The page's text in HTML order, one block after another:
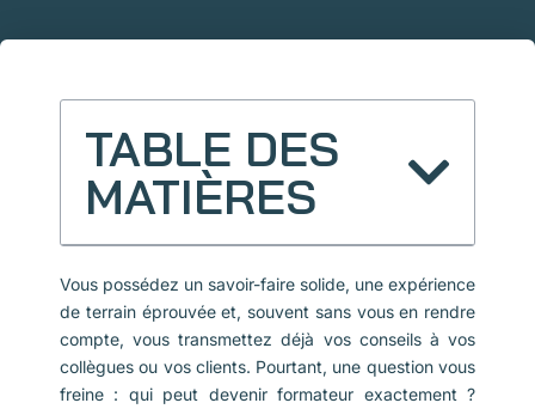
TABLE DES
MATIÈRES
Vous possédez un savoir-faire solide, une expérience
de terrain éprouvée et, souvent sans vous en rendre
compte, vous transmettez déjà vos conseils à vos
collègues ou vos clients. Pourtant, une question vous
freine : qui peut devenir formateur exactement ?